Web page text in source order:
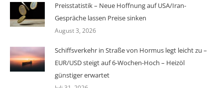
Preisstatistik – Neue Hoffnung auf USA/Iran-
Gespräche lassen Preise sinken
August 3, 2026
Schiffsverkehr in Straße von Hormus legt leicht zu –
EUR/USD steigt auf 6-Wochen-Hoch – Heizöl
günstiger erwartet